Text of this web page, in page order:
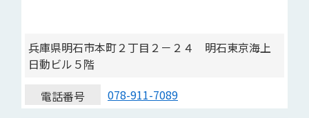
兵庫県明石市本町２丁目２－２４ 明石東京海上
日動ビル５階
電話番号
078-911-7089